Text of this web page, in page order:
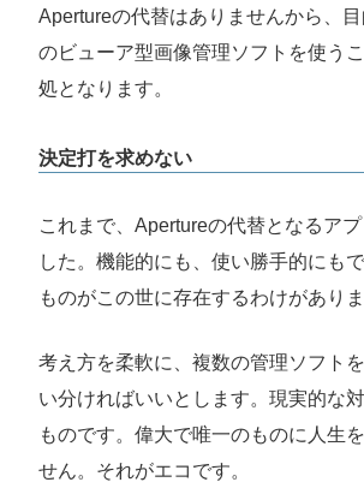
Apertureの代替はありませんから、
のビューア型画像管理ソフトを使う
処となります。
決定打を求めない
これまで、Apertureの代替となるア
した。機能的にも、使い勝手的にも
ものがこの世に存在するわけがありま
考え方を柔軟に、複数の管理ソフト
い分ければいいとします。現実的な
ものです。偉大で唯一のものに人生
せん。それがエコです。